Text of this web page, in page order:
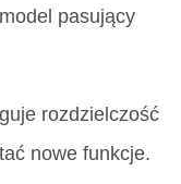
pasujący
rozdzielczość
nowe funkcje.